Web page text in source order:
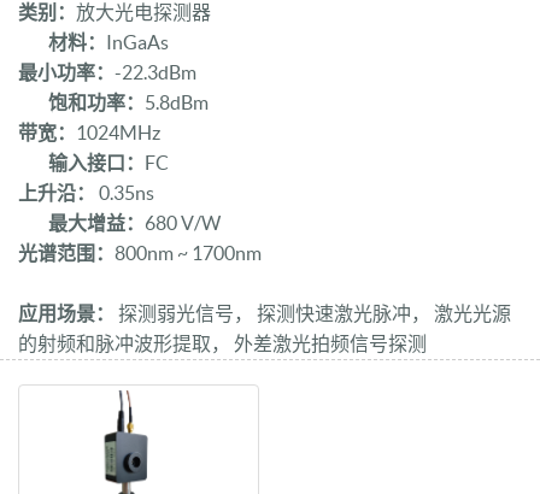
类别： 放大光电探测器
材料： InGaAs
最小功率： -22.3dBm
饱和功率： 5.8dBm
带宽： 1024MHz
输入接口： FC
上升沿：
0.35ns
最大增益： 680 V/W
光谱范围： 800nm ~ 1700nm
应用场景：
探测弱光信号， 探测快速激光脉冲， 激光光源
的射频和脉冲波形提取， 外差激光拍频信号探测